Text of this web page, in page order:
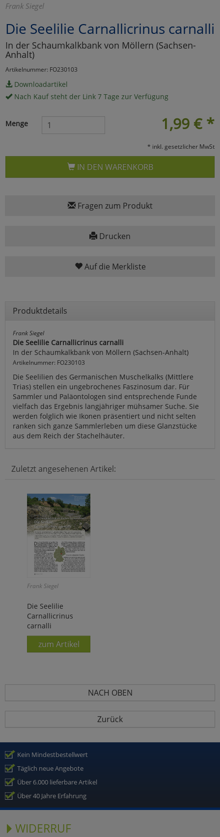
Frank Siegel
Die Seelilie Carnallicrinus carnalli
In der Schaumkalkbank von Möllern (Sachsen-
Anhalt)
Artikelnummer: FO230103
Downloadartikel
Nach Kauf steht der Link 7 Tage zur Verfügung
1,99 € *
Menge
* inkl. gesetzlicher MwSt
IN DEN WARENKORB
Fragen zum Produkt
Drucken
Auf die Merkliste
Produktdetails
Frank Siegel
Die Seelilie Carnallicrinus carnalli
In der Schaumkalkbank von Möllern (Sachsen-Anhalt)
Artikelnummer: FO230103
Die Seelilien des Germanischen Muschelkalks (Mittlere
Trias) stellen ein ungebrochenes Faszinosum dar. Für
Sammler und Paläontologen sind entsprechende Funde
vielfach das Ergebnis langjähriger mühsamer Suche. Sie
werden folglich wie Ikonen präsentiert und nicht selten
ranken sich ganze Sammlerleben um diese Glanzstücke
aus dem Reich der Stachelhäuter.
Zuletzt angesehenen Artikel:
Frank Siegel
Die Seelilie
Carnallicrinus
carnalli
zum Artikel
NACH OBEN
Zurück
Kein Mindestbestellwert
Täglich neue Angebote
Über 6.000 lieferbare Artikel
Über 40 Jahre Erfahrung
WIDERRUF
Umfragetools
Einstellungen speichern
zu Haupptseite